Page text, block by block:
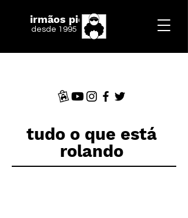
irmãos piologo
desde 1995
tudo o que está
rolando